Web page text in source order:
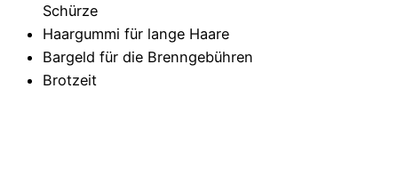
Schürze
Haargummi für lange Haare
Bargeld für die Brenngebühren
Brotzeit